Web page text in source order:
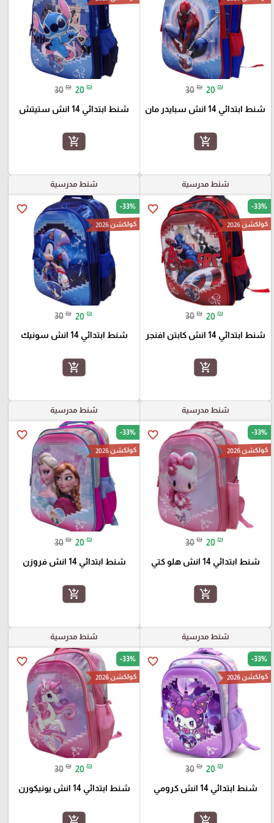
30 ₪ 20 ₪
شنط ابتدائي 14 انش سبايدر مان
add_shopping_cart
30 ₪ 20 ₪
شنط ابتدائي 14 انش ستيتش
add_shopping_cart
شنط مدرسية
favorite_border -33%
كولكشن 2026
30 ₪ 20 ₪
شنط ابتدائي 14 انش كابتن افنجر
add_shopping_cart
شنط مدرسية
favorite_border -33%
كولكشن 2026
30 ₪ 20 ₪
شنط ابتدائي 14 انش سونيك
add_shopping_cart
شنط مدرسية
favorite_border -33%
كولكشن 2026
30 ₪ 20 ₪
شنط ابتدائي 14 انش هلو كتي
add_shopping_cart
شنط مدرسية
favorite_border -33%
كولكشن 2026
30 ₪ 20 ₪
شنط ابتدائي 14 انش فروزن
add_shopping_cart
شنط مدرسية
favorite_border -33%
كولكشن 2026
30 ₪ 20 ₪
شنط ابتدائي 14 انش كرومي
add_shopping_cart
شنط مدرسية
favorite_border -33%
كولكشن 2026
30 ₪ 20 ₪
شنط ابتدائي 14 انش يونيكورن
add_shopping_cart